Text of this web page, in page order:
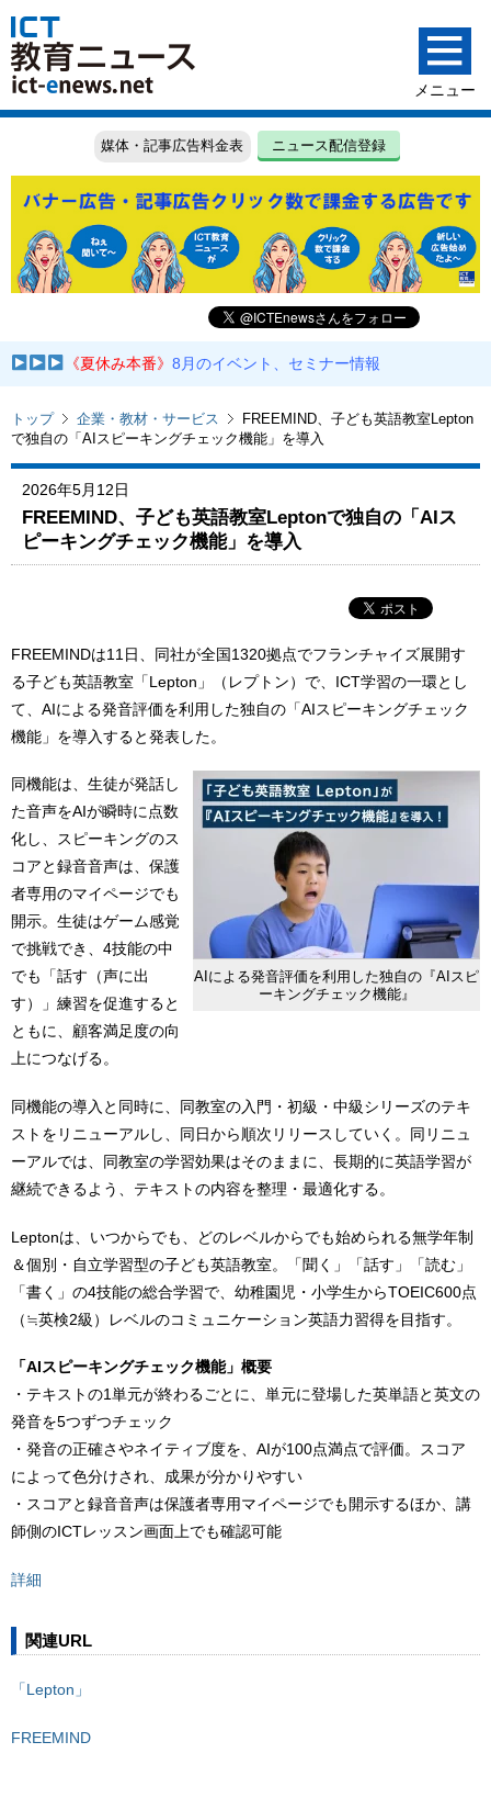
媒体・記事広告料金表 ニュース配信登録
《夏休み本番》8月のイベント、セミナー情報
トップ 企業・教材・サービス
FREEMIND、子ども英語教室Lepton
で独自の「AIスピーキングチェック機能」を導入
2026年5月12日
FREEMIND、子ども英語教室Leptonで独自の「AIス
ピーキングチェック機能」を導入
FREEMINDは11日、同社が全国1320拠点でフランチャイズ展開す
る子ども英語教室「Lepton」（レプトン）で、ICT学習の一環とし
て、AIによる発音評価を利用した独自の「AIスピーキングチェック
機能」を導入すると発表した。
AIによる発音評価を利用した独自の『AIスピ
ーキングチェック機能』
同機能は、生徒が発話し
た音声をAIが瞬時に点数
化し、スピーキングのス
コアと録音音声は、保護
者専用のマイページでも
開示。生徒はゲーム感覚
で挑戦でき、4技能の中
でも「話す（声に出
す）」練習を促進すると
ともに、顧客満足度の向
上につなげる。
同機能の導入と同時に、同教室の入門・初級・中級シリーズのテキ
ストをリニューアルし、同日から順次リリースしていく。同リニュ
ーアルでは、同教室の学習効果はそのままに、長期的に英語学習が
継続できるよう、テキストの内容を整理・最適化する。
Leptonは、いつからでも、どのレベルからでも始められる無学年制
＆個別・自立学習型の子ども英語教室。「聞く」「話す」「読む」
「書く」の4技能の総合学習で、幼稚園児・小学生からTOEIC600点
（≒英検2級）レベルのコミュニケーション英語力習得を目指す。
「AIスピーキングチェック機能」概要
・テキストの1単元が終わるごとに、単元に登場した英単語と英文の
発音を5つずつチェック
・発音の正確さやネイティブ度を、AIが100点満点で評価。スコア
によって色分けされ、成果が分かりやすい
・スコアと録音音声は保護者専用マイページでも開示するほか、講
師側のICTレッスン画面上でも確認可能
詳細
関連URL
「Lepton」
FREEMIND